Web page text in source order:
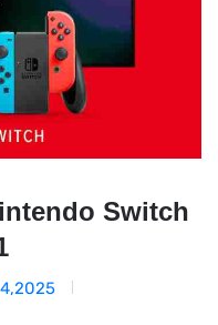
Switch